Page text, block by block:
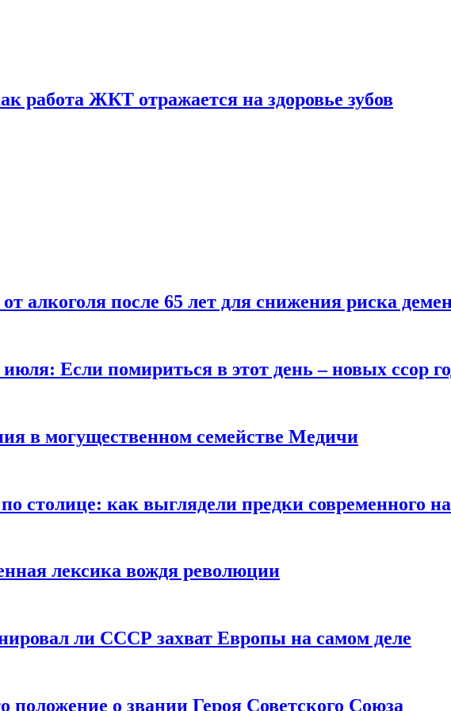
работа ЖКТ отражается на здоровье зубов
от алкоголя после 65 лет для снижения риска
Если помириться в этот день – новых ссор
в могущественном семействе Медичи
столице: как выглядели предки современного
лексика вождя революции
ли СССР захват Европы на самом деле
положение о звании Героя Советского Союза